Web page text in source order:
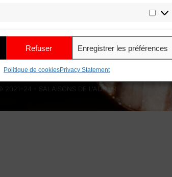
Refuser Enregistrer les préférences
Politique de cookiesPrivacy Statement
2021-24 - SALAISONS DE L'ADOUR